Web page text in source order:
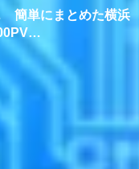
簡単にまとめた横浜